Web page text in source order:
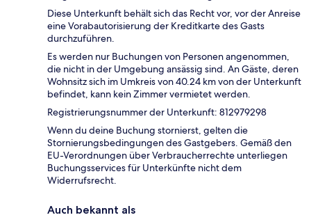
Diese Unterkunft behält sich das Recht vor, vor der Anreise
eine Vorabautorisierung der Kreditkarte des Gasts
durchzuführen.
Es werden nur Buchungen von Personen angenommen,
die nicht in der Umgebung ansässig sind. An Gäste, deren
Wohnsitz sich im Umkreis von 40.24 km von der Unterkunft
befindet, kann kein Zimmer vermietet werden.
Registrierungsnummer der Unterkunft: 812979298
Wenn du deine Buchung stornierst, gelten die
Stornierungsbedingungen des Gastgebers. Gemäß den
EU-Verordnungen über Verbraucherrechte unterliegen
Buchungsservices für Unterkünfte nicht dem
Widerrufsrecht.
Auch bekannt als